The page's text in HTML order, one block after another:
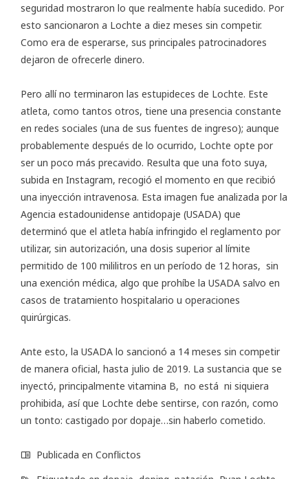
seguridad mostraron lo que realmente había sucedido. Por
esto sancionaron a Lochte a diez meses sin competir.
Como era de esperarse, sus principales patrocinadores
dejaron de ofrecerle dinero.
Pero allí no terminaron las estupideces de Lochte. Este
atleta, como tantos otros, tiene una presencia constante
en redes sociales (una de sus fuentes de ingreso); aunque
probablemente después de lo ocurrido, Lochte opte por
ser un poco más precavido. Resulta que una foto suya,
subida en Instagram, recogió el momento en que recibió
una inyección intravenosa. Esta imagen fue analizada por la
Agencia estadounidense antidopaje (USADA) que
determinó que el atleta había infringido el reglamento por
utilizar, sin autorización, una dosis superior al límite
permitido de 100 mililitros en un período de 12 horas, sin
una exención médica, algo que prohíbe la USADA salvo en
casos de tratamiento hospitalario u operaciones
quirúrgicas.
Ante esto, la USADA lo sancionó a 14 meses sin competir
de manera oficial, hasta julio de 2019. La sustancia que se
inyectó, principalmente vitamina B, no está ni siquiera
prohibida, así que Lochte debe sentirse, con razón, como
un tonto: castigado por dopaje…sin haberlo cometido.
Publicada en Conflictos